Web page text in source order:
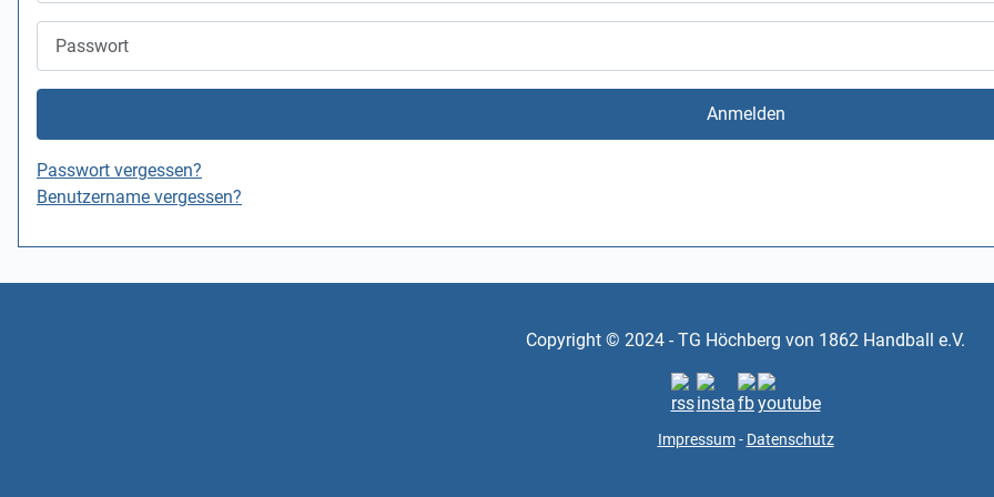
Anmelden
Passwort vergessen?
Benutzername vergessen?
Copyright © 2024 - TG Höchberg von 1862 Handball e.V.
Impressum- Datenschutz